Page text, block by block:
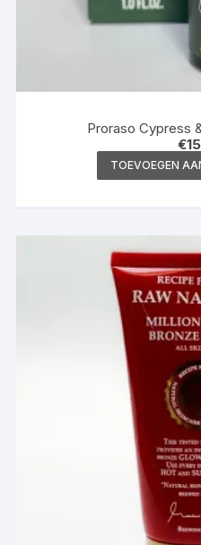
Proraso Cypress
€
TOEVOEGEN